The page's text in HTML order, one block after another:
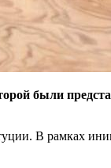
были
В рамках